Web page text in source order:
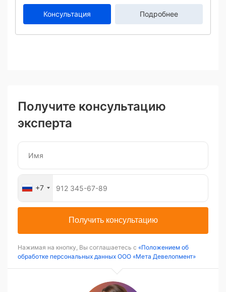
Консультация Подробнее
Получите консультацию
эксперта
+7
Получить консультацию
Нажимая на кнопку, Вы соглашаетесь с «Положением об
обработке персональных данных ООО «Мета Девелопмент»